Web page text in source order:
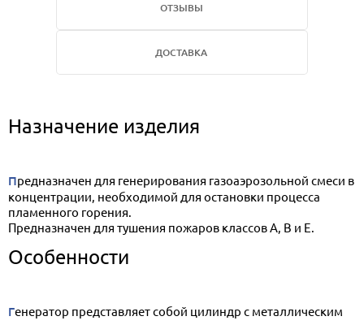
ОТЗЫВЫ
ДОСТАВКА
Назначение изделия
Предназначен для генерирования газоаэрозольной смеси в
концентрации, необходимой для остановки процесса
пламенного горения.
Предназначен для тушения пожаров классов А, В и Е.
Особенности
Генератор представляет собой цилиндр с металлическим